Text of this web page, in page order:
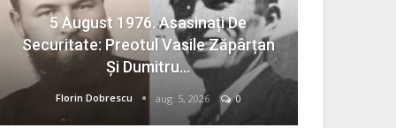
5 August 1976. Asasinați De
Securitate: Preotul Vasile Zăpârțan
Și Dumitru…
Florin Dobrescu aug. 5, 2026 0